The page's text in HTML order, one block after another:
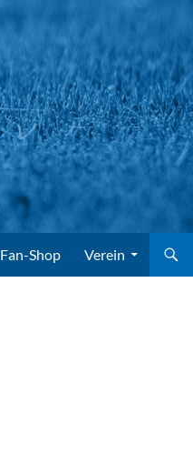
Fan-Shop Verein